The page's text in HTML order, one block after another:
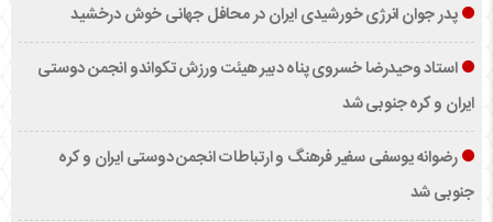
پدر جوان انرژی خورشیدی ایران در محافل جهانی خوش درخشید
استاد وحیدرضا خسروی پناه دبیر هیئت ورزش تکواندو انجمن دوستی
ایران و کره جنوبی شد
رضوانه یوسفی سفیر فرهنگ و ارتباطات انجمن دوستی ایران و کره
جنوبی شد